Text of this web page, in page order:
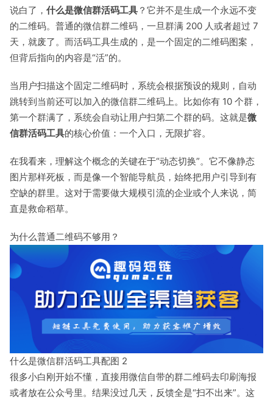
说白了， 什么是微信群活码工具 ？它并不是生成一个永远不变
的二维码。普通的微信群二维码，一旦群满 200 人或者超过 7
天，就废了。而活码工具生成的，是一个固定的二维码图案，
但背后指向的内容是“活”的。
当用户扫描这个固定二维码时，系统会根据预设的规则，自动
跳转到当前还可以加入的微信群二维码上。比如你有 10 个群，
第一个群满了，系统会自动让用户扫第二个群的码。这就是微
信群活码工具的核心价值：一个入口，无限扩容。
在我看来，理解这个概念的关键在于“动态切换”。它不像静态
图片那样死板，而是像一个智能导航员，始终把用户引导到有
空缺的群里。这对于需要做大规模引流的企业或个人来说，简
直是救命稻草。
为什么普通二维码不够用？
什么是微信群活码工具配图 2
很多小白刚开始不懂，直接用微信自带的群二维码去印刷海报
或者放在公众号里。结果没过几天，反馈全是“扫不出来”。这